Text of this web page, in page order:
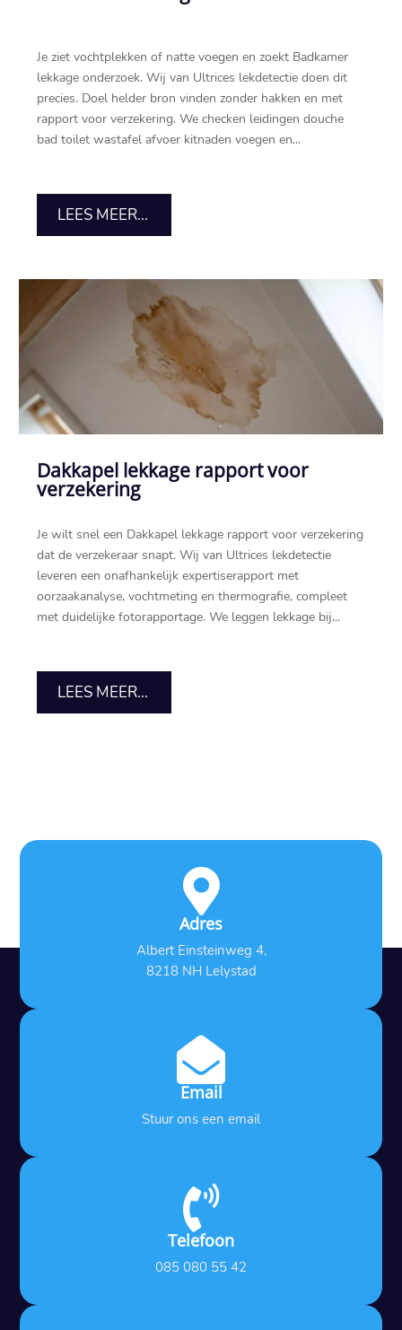
Je ziet vochtplekken of natte voegen en zoekt Badkamer
lekkage onderzoek.​ Wij van Ultrices lekdetectie doen dit
precies.​ Doel helder bron vinden zonder hakken en met
rapport voor verzekering.​ We checken leidingen douche
bad toilet wastafel afvoer kitnaden voegen en...
LEES MEER...
Dakkapel lekkage rapport voor
verzekering
Je wilt snel een Dakkapel lekkage rapport voor verzekering
dat de verzekeraar snapt. Wij van Ultrices lekdetectie
leveren een onafhankelijk expertiserapport met
oorzaakanalyse, vochtmeting en thermografie, compleet
met duidelijke fotorapportage. We leggen lekkage bij...
LEES MEER...

Adres
Albert Einsteinweg 4,
8218 NH Lelystad

Email
Stuur ons een email

Telefoon
085 080 55 42